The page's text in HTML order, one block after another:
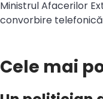
Ministrul Afacerilor
convorbire
Cele mai